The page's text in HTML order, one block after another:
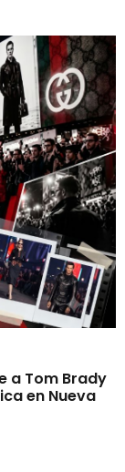
a Tom Brady
en Nueva